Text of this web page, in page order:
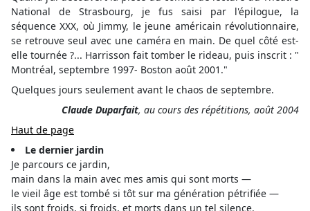
National de Strasbourg, je fus saisi par l'épilogue, la
séquence XXX, où Jimmy, le jeune américain révolutionnaire,
se retrouve seul avec une caméra en main. De quel côté est-
elle tournée ?... Harrisson fait tomber le rideau, puis inscrit : "
Montréal, septembre 1997- Boston août 2001."
Quelques jours seulement avant le chaos de septembre.
Claude Duparfait, au cours des répétitions, août 2004
Haut de page
Le dernier jardin
Je parcours ce jardin,
main dans la main avec mes amis qui sont morts —
le vieil âge est tombé si tôt sur ma génération pétrifiée —
ils sont froids, si froids, et morts dans un tel silence.